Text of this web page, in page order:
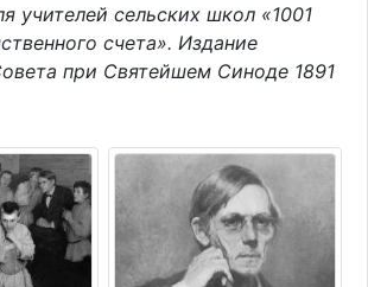
учителей сельских школ «1001
счета». Издание
при Святейшем Синоде 1891